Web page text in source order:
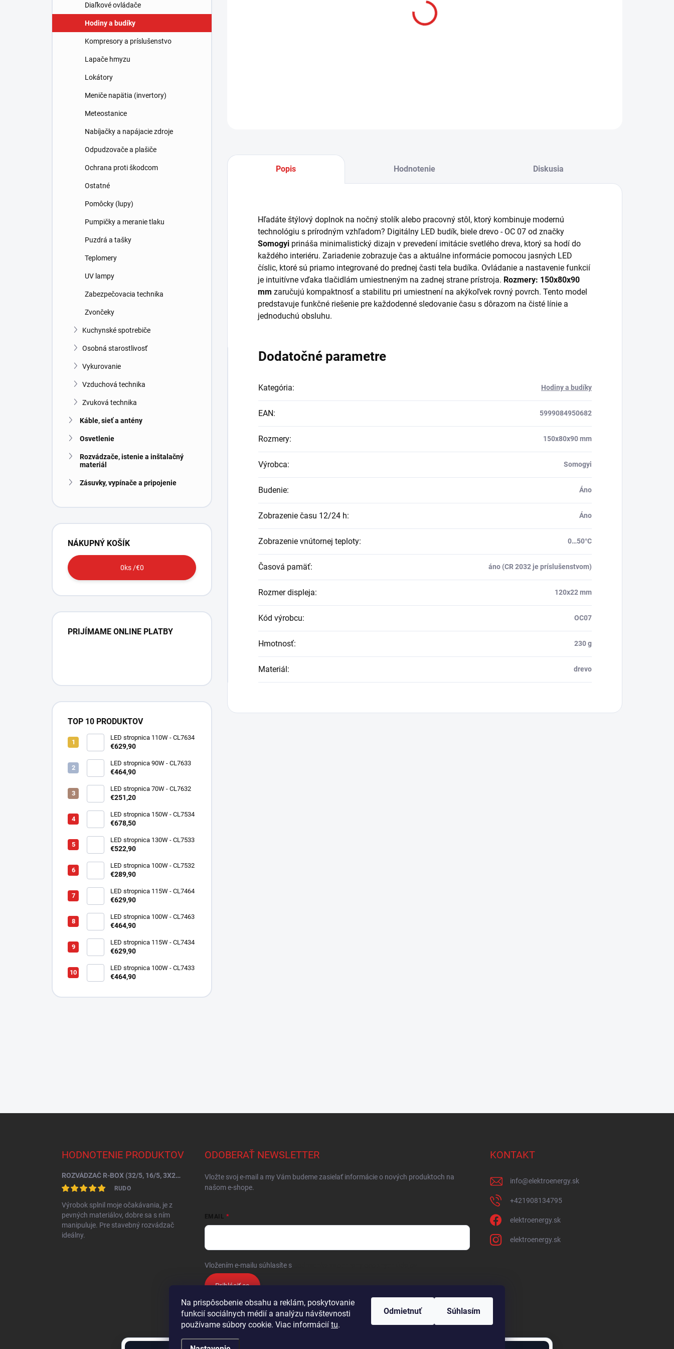
Na prispôsobenie obsahu a reklám, poskytovanie
funkcií sociálnych médií a analýzu návštevnosti
používame súbory cookie. Viac informácií tu.
Odmietnuť Súhlasím
Diaľkové ovládače
Hodiny a budíky
Kompresory a príslušenstvo
Lapače hmyzu
Lokátory
Meniče napätia (invertory)
Meteostanice
Nabíjačky a napájacie zdroje
Odpudzovače a plašiče
Ochrana proti škodcom
Ostatné
Pomôcky (lupy)
Pumpičky a meranie tlaku
Puzdrá a tašky
Teplomery
UV lampy
Zabezpečovacia technika
Zvončeky
Kuchynské spotrebiče
Osobná starostlivosť
Vykurovanie
Vzduchová technika
Zvuková technika
Káble, sieť a antény
Osvetlenie
Rozvádzače, istenie a inštalačný
materiál
Zásuvky, vypínače a pripojenie
NÁKUPNÝ KOŠÍK
0ks /€0
PRIJÍMAME ONLINE PLATBY
TOP 10 PRODUKTOV
LED stropnica 110W - CL7634
€629,90
LED stropnica 90W - CL7633
€464,90
LED stropnica 70W - CL7632
€251,20
LED stropnica 150W - CL7534
€678,50
LED stropnica 130W - CL7533
€522,90
LED stropnica 100W - CL7532
€289,90
LED stropnica 115W - CL7464
€629,90
LED stropnica 100W - CL7463
€464,90
LED stropnica 115W - CL7434
€629,90
LED stropnica 100W - CL7433
€464,90
Somogyi
Zariadenie má
Popis Hodnotenie Diskusia
Hľadáte štýlový doplnok na nočný stolík alebo pracovný stôl, ktorý kombinuje modernú
technológiu s prírodným vzhľadom? Digitálny LED budík, biele drevo - OC 07 od značky
Somogyi prináša minimalistický dizajn v prevedení imitácie svetlého dreva, ktorý sa hodí do
každého interiéru. Zariadenie zobrazuje čas a aktuálne informácie pomocou jasných LED
číslic, ktoré sú priamo integrované do prednej časti tela budíka. Ovládanie a nastavenie funkcií
je intuitívne vďaka tlačidlám umiestneným na zadnej strane prístroja. Rozmery: 150x80x90
mm zaručujú kompaktnosť a stabilitu pri umiestnení na akýkoľvek rovný povrch. Tento model
predstavuje funkčné riešenie pre každodenné sledovanie času s dôrazom na čisté línie a
jednoduchú obsluhu.
Dodatočné parametre
Kategória: Hodiny a budíky
EAN: 5999084950682
Rozmery: 150x80x90 mm
Výrobca: Somogyi
Budenie: Áno
Zobrazenie času 12/24 h: Áno
Zobrazenie vnútornej teploty: 0…50°C
Časová pamäť: áno (CR 2032 je príslušenstvom)
Rozmer displeja: 120x22 mm
Kód výrobcu: OC07
Hmotnosť: 230 g
Materiál: drevo
HODNOTENIE PRODUKTOV
ROZVÁDZAČ R-BOX (32/5, 16/5, 3X250V) B.SLIM-10S-7BR
RUDO
Výrobok splnil moje očakávania, je z
pevných materiálov, dobre sa s ním
manipuluje. Pre stavebný rozvádzač
ideálny.
ODOBERAŤ NEWSLETTER
Vložte svoj e-mail a my Vám budeme zasielať informácie o nových produktoch na
našom e-shope.
EMAIL
Vložením e-mailu súhlasíte s
Prihlásiť sa
KONTAKT
info@elektroenergy.sk
+421908134795
elektroenergy.sk
elektroenergy.sk
Podmienky ochrany osobných údajov Kontakty Obchodné podmienky